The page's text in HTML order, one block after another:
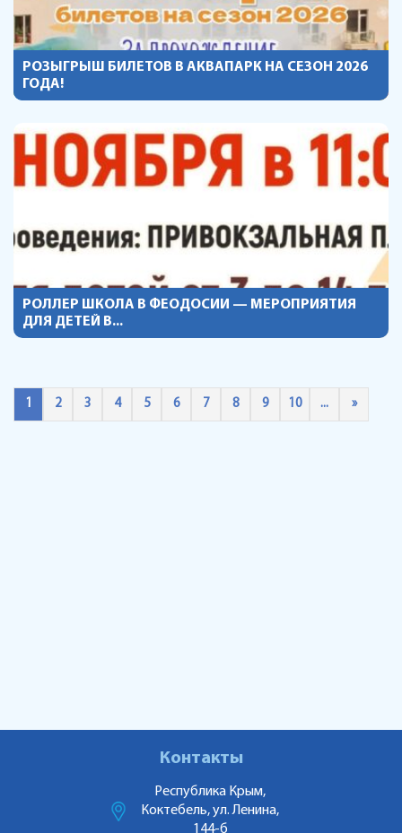
РОЗЫГРЫШ БИЛЕТОВ В АКВАПАРК НА СЕЗОН 2026
ГОДА!
РОЛЛЕР ШКОЛА В ФЕОДОСИИ — МЕРОПРИЯТИЯ
ДЛЯ ДЕТЕЙ В...
1 2 3 4 5 6 7 8 9 10 ... »
Контакты
Республика Крым,
Коктебель, ул. Ленина,
144-б